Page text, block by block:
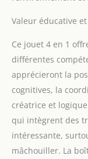
Valeur éducative
Ce jouet 4 en 1
différentes
apprécieront la
cognitives, la
créatrice et
qui intègrent des
intéressante,
mâchouiller. La